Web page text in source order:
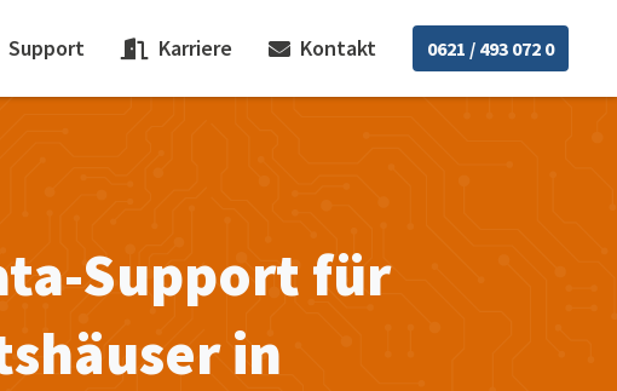
Support Karriere Kontakt 0621 / 493 072 0
Support für
in